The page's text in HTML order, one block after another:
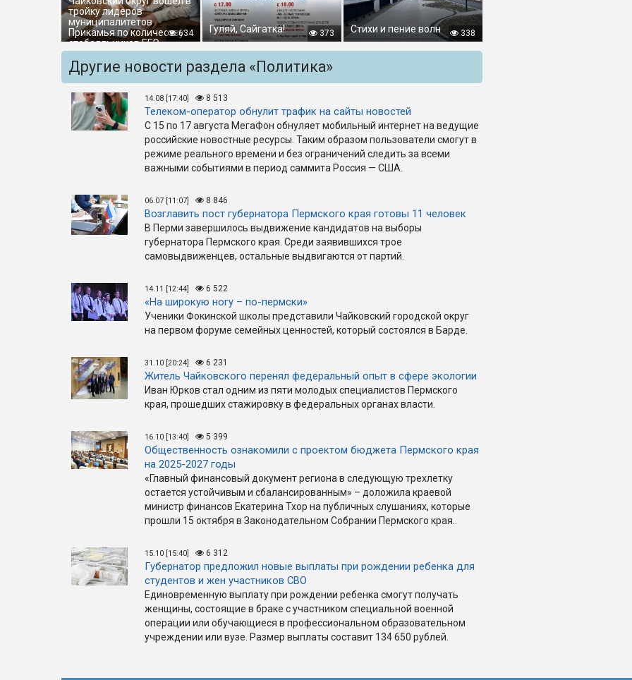
тройку лидеров
муниципалитетов
Прикамья по количеству
стобалльников ЕГЭ
634 Гуляй, Сайгатка! 373 Стихи и пение волн 338
Другие новости раздела «Политика»
14.08 [17:40] 8 513
Телеком-оператор обнулит трафик на сайты новостей
С 15 по 17 августа МегаФон обнуляет мобильный интернет на ведущие
российские новостные ресурсы. Таким образом пользователи смогут в
режиме реального времени и без ограничений следить за всеми
важными событиями в период саммита Россия — США.
06.07 [11:07] 8 846
Возглавить пост губернатора Пермского края готовы 11 человек
В Перми завершилось выдвижение кандидатов на выборы
губернатора Пермского края. Среди заявившихся трое
самовыдвиженцев, остальные выдвигаются от партий.
14.11 [12:44] 6 522
«На широкую ногу – по-пермски»
Ученики Фокинской школы представили Чайковский городской округ
на первом форуме семейных ценностей, который состоялся в Барде.
31.10 [20:24] 6 231
Житель Чайковского перенял федеральный опыт в сфере экологии
Иван Юрков стал одним из пяти молодых специалистов Пермского
края, прошедших стажировку в федеральных органах власти.
16.10 [13:40] 5 399
Общественность ознакомили с проектом бюджета Пермского края
на 2025-2027 годы
«Главный финансовый документ региона в следующую трехлетку
остается устойчивым и сбалансированным» – доложила краевой
министр финансов Екатерина Тхор на публичных слушаниях, которые
прошли 15 октября в Законодательном Собрании Пермского края..
15.10 [15:40] 6 312
Губернатор предложил новые выплаты при рождении ребенка для
студентов и жен участников СВО
Единовременную выплату при рождении ребенка смогут получать
женщины, состоящие в браке с участником специальной военной
операции или обучающиеся в профессиональном образовательном
учреждении или вузе. Размер выплаты составит 134 650 рублей.